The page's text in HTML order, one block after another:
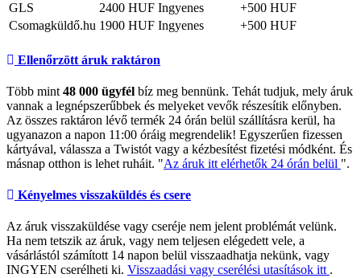
GLS
2400 HUF Ingyenes
+500 HUF
Csomagküldő.hu 1900 HUF Ingyenes +500 HUF
Ellenőrzött áruk raktáron
Több mint 48 000 ügyfél bíz meg bennünk. Tehát tudjuk, mely áruk
vannak a legnépszerűbbek és melyeket vevők részesítik előnyben.
Az összes raktáron lévő termék 24 órán belül szállításra kerül, ha
ugyanazon a napon 11:00 óráig megrendelik! Egyszerűen fizessen
kártyával, válassza a Twistót vagy a kézbesítést fizetési módként. És
másnap otthon is lehet ruháit. "Az áruk itt elérhetők 24 órán belül ".
Kényelmes visszaküldés és csere
Az áruk visszaküldése vagy cseréje nem jelent problémát velünk.
Ha nem tetszik az áruk, vagy nem teljesen elégedett vele, a
vásárlástól számított 14 napon belül visszaadhatja nekünk, vagy
INGYEN cserélheti ki. Visszaadási vagy cserélési utasítások itt .